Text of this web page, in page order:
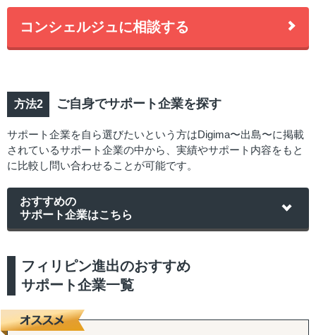
コンシェルジュに相談する
ご自身でサポート企業を探す
サポート企業を自ら選びたいという方はDigima〜出島〜に掲載
されているサポート企業の中から、実績やサポート内容をもと
に比較し問い合わせることが可能です。
おすすめの
サポート企業はこちら
フィリピン進出のおすすめ
サポート企業一覧